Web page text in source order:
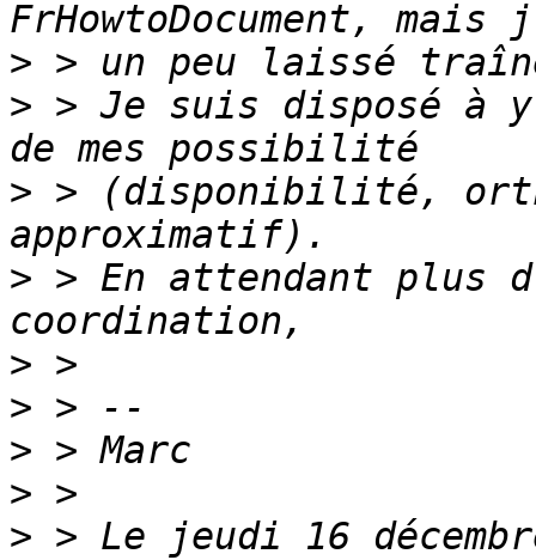
>
> > Je suis disposé à
> > (disponibilité,
> > En attendant plus
>
>
>
>
> > Le jeudi 16